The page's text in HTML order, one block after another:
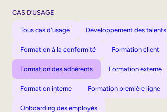
CAS D’USAGE
Tous cas d'usage Développement des talents
Formation à la conformité Formation client
Formation des adhérents Formation externe
Formation interne Formation première ligne
Onboarding des employés